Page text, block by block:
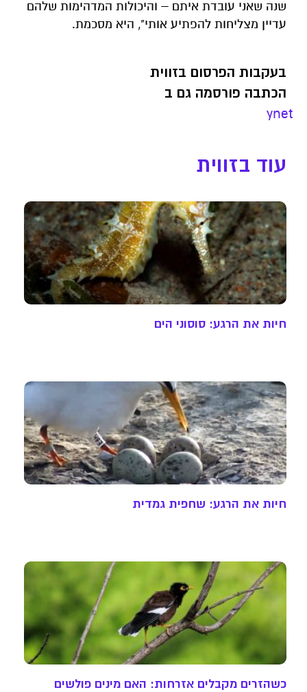
שנה שאני עובדת איתם – והיכולות המדהימות שלהם
עדיין מצליחות להפתיע אותי", היא מסכמת.
בעקבות הפרסום בזווית
הכתבה פורסמה גם ב
ynet
עוד בזווית
חיות את הרגע: סוסוני הים
חיות את הרגע: שחפית גמדית
כשהזרים מקבלים אזרחות: האם מינים פולשים